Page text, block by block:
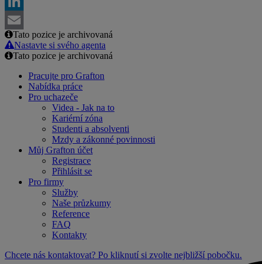
LinkedIn
Email
Tato pozice je archivovaná
Nastavte si svého agenta
Tato pozice je archivovaná
Pracujte pro Grafton
Nabídka práce
Pro uchazeče
Videa - Jak na to
Kariérní zóna
Studenti a absolventi
Mzdy a zákonné povinnosti
Můj Grafton účet
Registrace
Přihlásit se
Pro firmy
Služby
Naše průzkumy
Reference
FAQ
Kontakty
Chcete nás kontaktovat? Po kliknutí si zvolte nejbližší pobočku.